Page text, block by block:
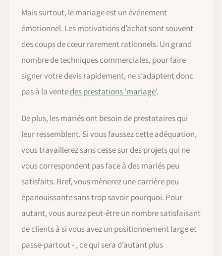
Mais surtout, le mariage est un événement
émotionnel. Les motivations d’achat sont souvent
des coups de cœur rarement rationnels. Un grand
nombre de techniques commerciales, pour faire
signer votre devis rapidement, ne s’adaptent donc
pas à la ventedes prestations 'mariage'.
De plus, les mariés ont besoin de prestataires qui
leur ressemblent. Si vous faussez cette adéquation,
vous travaillerez sans cesse sur des projets qui ne
vous correspondent pas face à des mariés peu
satisfaits. Bref, vous mènerez une carrière peu
épanouissante sans trop savoir pourquoi. Pour
autant, vous aurez peut-être un nombre satisfaisant
de clients à si vous avez un positionnement large et
passe-partout - , ce qui sera d’autant plus